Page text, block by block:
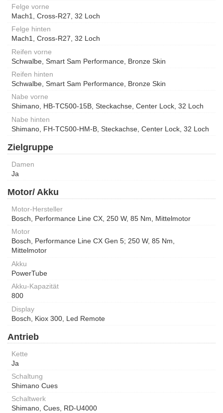
Felge vorne
Mach1, Cross-R27, 32 Loch
Felge hinten
Mach1, Cross-R27, 32 Loch
Reifen vorne
Schwalbe, Smart Sam Performance, Bronze Skin
Reifen hinten
Schwalbe, Smart Sam Performance, Bronze Skin
Nabe vorne
Shimano, HB-TC500-15B, Steckachse, Center Lock, 32 Loch
Nabe hinten
Shimano, FH-TC500-HM-B, Steckachse, Center Lock, 32 Loch
Zielgruppe
Damen
Ja
Motor/ Akku
Motor-Hersteller
Bosch, Performance Line CX, 250 W, 85 Nm, Mittelmotor
Motor
Bosch, Performance Line CX Gen 5; 250 W, 85 Nm,
Mittelmotor
Akku
PowerTube
Akku-Kapazität
800
Display
Bosch, Kiox 300, Led Remote
Antrieb
Kette
Ja
Schaltung
Shimano Cues
Schaltwerk
Shimano, Cues, RD-U4000